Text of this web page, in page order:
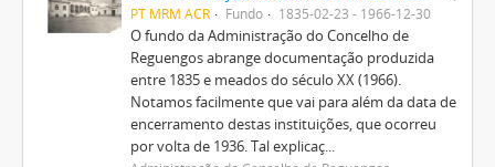
PT MRM ACR Fundo 1835-02-23 - 1966-12-30
O fundo da Administração do Concelho de
Reguengos abrange documentação produzida
entre 1835 e meados do século XX (1966).
Notamos facilmente que vai para além da data de
encerramento destas instituições, que ocorreu
por volta de 1936. Tal explicaç...